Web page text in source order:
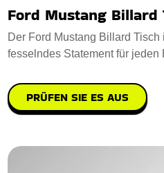
Ford Mustang Billard
Der Ford Mustang Billard Tisch
fesselndes Statement für jeden
PRÜFEN SIE ES AUS